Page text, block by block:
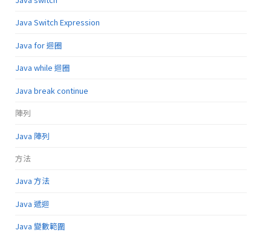
Java Switch Expression
Java for 迴圈
Java while 迴圈
Java break continue
陣列
Java 陣列
方法
Java 方法
Java 遞迴
Java 變數範圍